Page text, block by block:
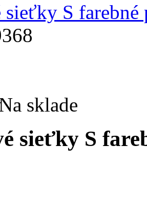
sieťky S
sklade
sieťky S